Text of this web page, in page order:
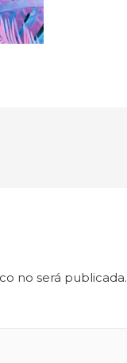
no será publicada.